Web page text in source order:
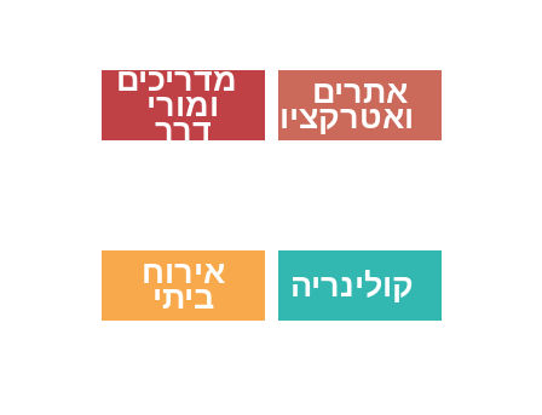
אתרים
ואטרקציות
לצפייה
>>
מדריכים
ומורי
דרך
לצפייה
>>
קולינריה אירוח
ביתי